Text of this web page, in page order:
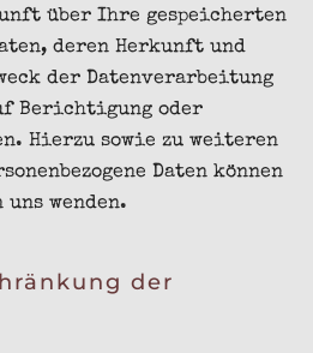
über Ihre gespeicherten
deren Herkunft und
der Datenverarbeitung
Berichtigung oder
Hierzu sowie zu weiteren
Daten können
wenden.
der